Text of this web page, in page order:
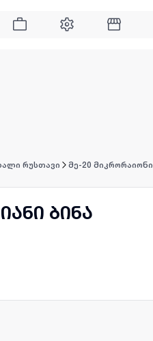
რუსთავი მე-20 მიკრორაიონი
ბინა